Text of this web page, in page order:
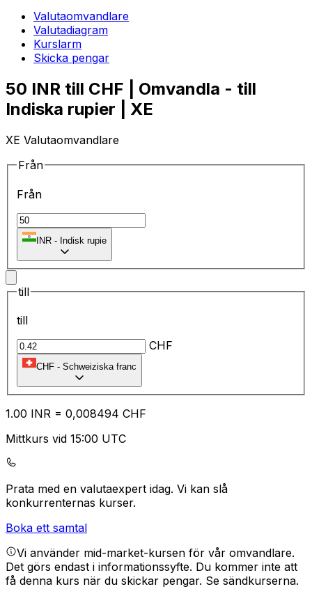
Valutaomvandlare
Valutadiagram
Kurslarm
Skicka pengar
50 INR till CHF | Omvandla - till
Indiska rupier | XE
XE Valutaomvandlare
Från
Från
INR - Indisk rupie
till
till
CHF
CHF - Schweiziska franc
1.00 INR = 0,008494 CHF
Mittkurs vid 15:00 UTC
Prata med en valutaexpert idag. Vi kan slå
konkurrenternas kurser.
Boka ett samtal
Vi använder mid-market-kursen för vår omvandlare.
Det görs endast i informationssyfte. Du kommer inte att
få denna kurs när du skickar pengar. Se sändkurserna.